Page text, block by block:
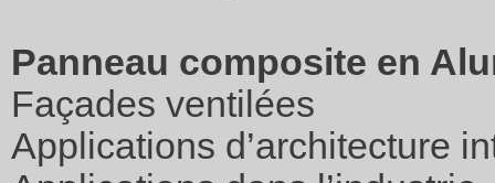
Panneau composite en
Façades ventilées
Applications d’architecture